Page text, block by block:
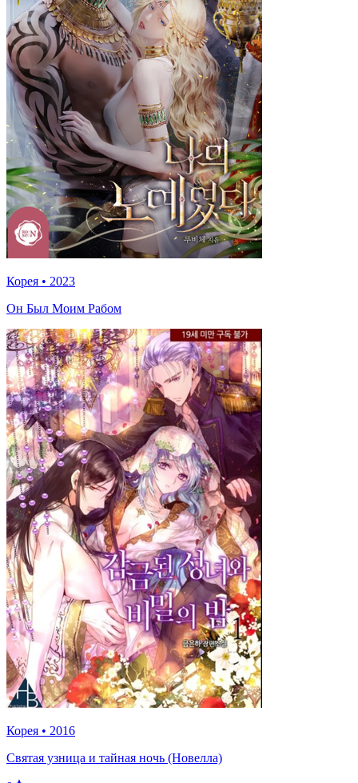
Корея • 2023
Он Был Моим Рабом
Корея • 2016
Святая узница и тайная ночь (Новелла)